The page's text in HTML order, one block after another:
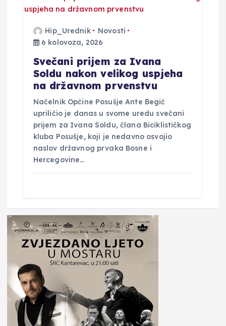
Hip_Urednik
Novosti
6 kolovoza, 2026
Svečani prijem za Ivana
Soldu nakon velikog uspjeha
na državnom prvenstvu
Načelnik Općine Posušje Ante Begić
upriličio je danas u svome uredu svečani
prijem za Ivana Soldu, člana Biciklističkog
kluba Posušje, koji je nedavno osvojio
naslov državnog prvaka Bosne i
Hercegovine…